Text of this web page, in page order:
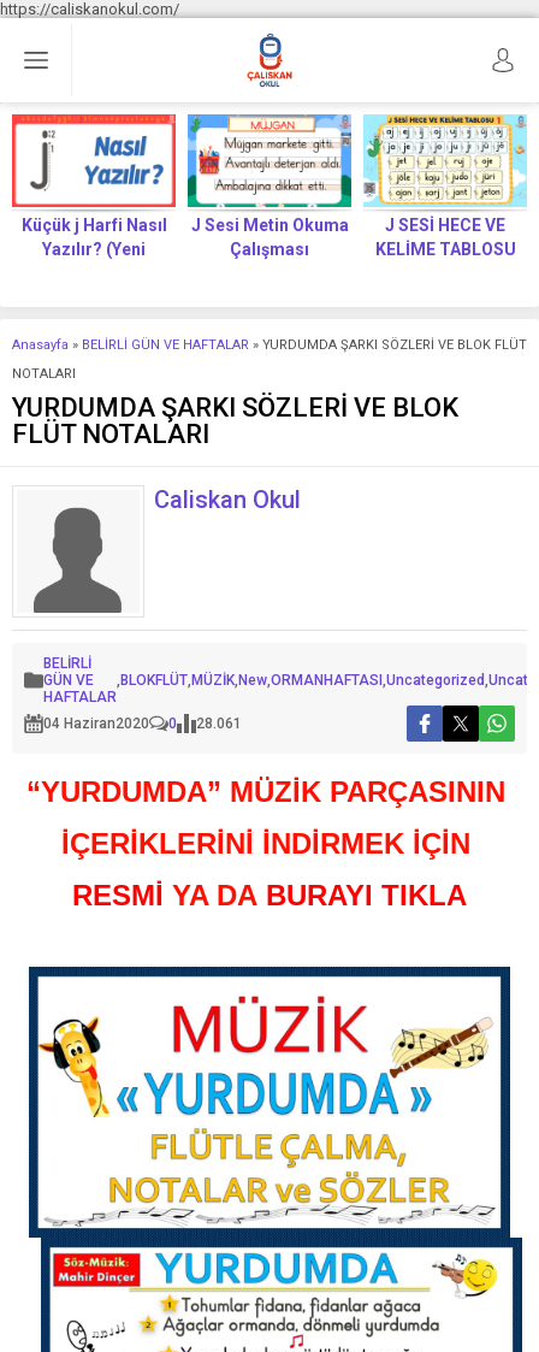
https://caliskanokul.com/
Küçük j Harfi Nasıl
Yazılır? (Yeni
J Sesi Metin Okuma
Çalışması
J SESİ HECE VE
KELİME TABLOSU
Anasayfa » BELİRLİ GÜN VE HAFTALAR » YURDUMDA ŞARKI SÖZLERİ VE BLOK FLÜT
NOTALARI
YURDUMDA ŞARKI SÖZLERİ VE BLOK
FLÜT NOTALARI
Caliskan Okul
BELİRLİ
GÜN VE
HAFTALAR
,BLOKFLÜT,MÜZİK,New,ORMANHAFTASI,Uncategorized,
04 Haziran2020 0 28.061
“YURDUMDA” MÜZİK PARÇASININ
İÇERİKLERİNİ İNDİRMEK İÇİN
RESMİ YA DA BURAYI TIKLA